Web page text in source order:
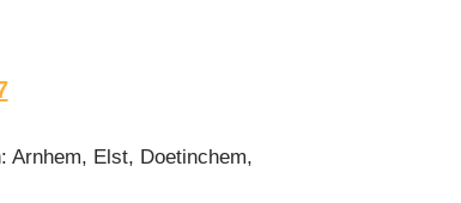
Arnhem, Elst, Doetinchem,